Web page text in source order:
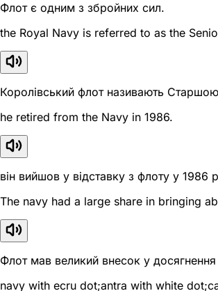
Флот є одним з збройних сил.
the Royal Navy is referred to as the
Королівський флот називають
he retired from the Navy in 1986.
він вийшов у відставку з флоту у 1986
The navy had a large share in bringing
Флот мав великий внесок у
navy with ecru dot;antra with white